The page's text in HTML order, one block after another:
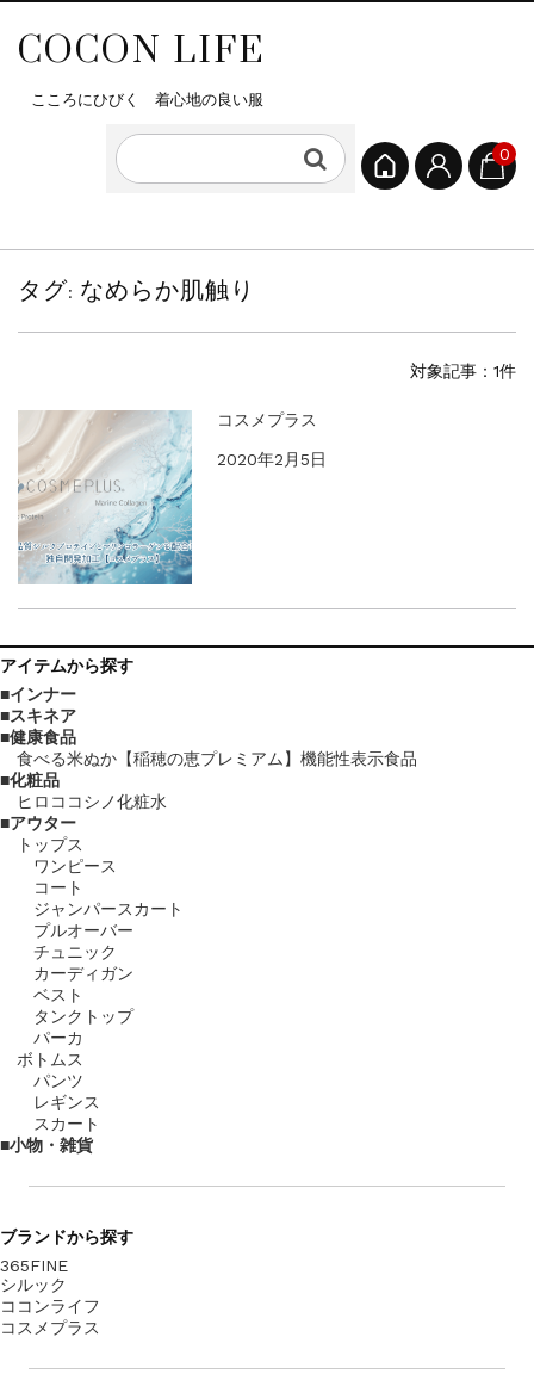
COCON LIFE
こころにひびく 着心地の良い服
0
タグ:なめらか肌触り
対象記事：1件
コスメプラス
2020年2月5日
アイテムから探す
インナー
スキネア
健康食品
食べる米ぬか【稲穂の恵プレミアム】機能性表示食品
化粧品
ヒロココシノ化粧水
アウター
トップス
ワンピース
コート
ジャンパースカート
プルオーバー
チュニック
カーディガン
ベスト
タンクトップ
パーカ
ボトムス
パンツ
レギンス
スカート
小物・雑貨
ブランドから探す
365FINE
シルック
ココンライフ
コスメプラス